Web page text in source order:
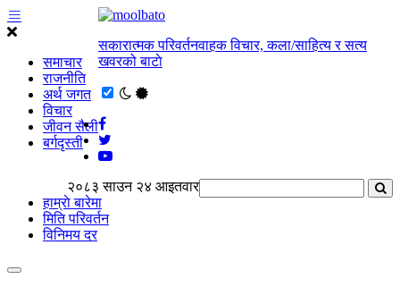
समाचार
राजनीति
अर्थ जगत
विचार
जीवन सैली
बर्गदृस्ती
सकारात्मक परिवर्तनवाहक विचार, कला/साहित्य र सत्य
खवरको बाटाे
२०८३ साउन २४ आइतवार
हाम्राे बारेमा
मिति परिवर्तन
विनिमय दर